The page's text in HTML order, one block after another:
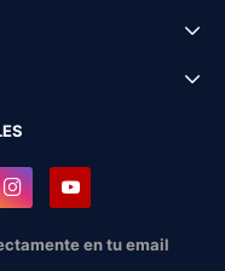
en tu email